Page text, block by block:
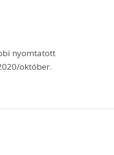
nyomtatott
október.